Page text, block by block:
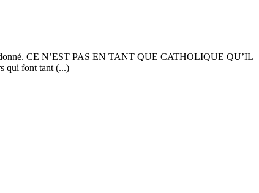
donné. CE N’EST PAS EN TANT QUE CATHOLIQUE QU’IL
qui font tant (...)